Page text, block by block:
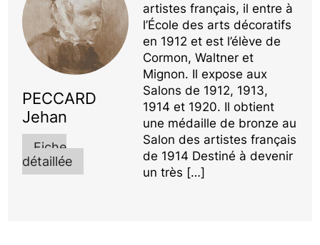
PECCARD
Jehan
Fiche
détaillée
artistes français, il entre à
l’École des arts décoratifs
en 1912 et est l’élève de
Cormon, Waltner et
Mignon. Il expose aux
Salons de 1912, 1913,
1914 et 1920. Il obtient
une médaille de bronze au
Salon des artistes français
de 1914 Destiné à devenir
un très […]